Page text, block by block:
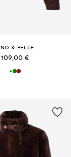
& PELLE
109,00 €